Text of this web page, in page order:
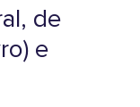
de
e